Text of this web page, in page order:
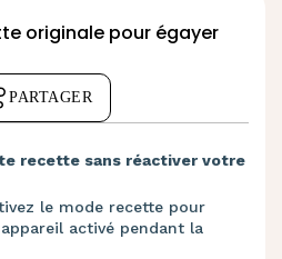
originale pour égayer
PARTAGER
recette sans réactiver votre
le mode recette pour
activé pendant la